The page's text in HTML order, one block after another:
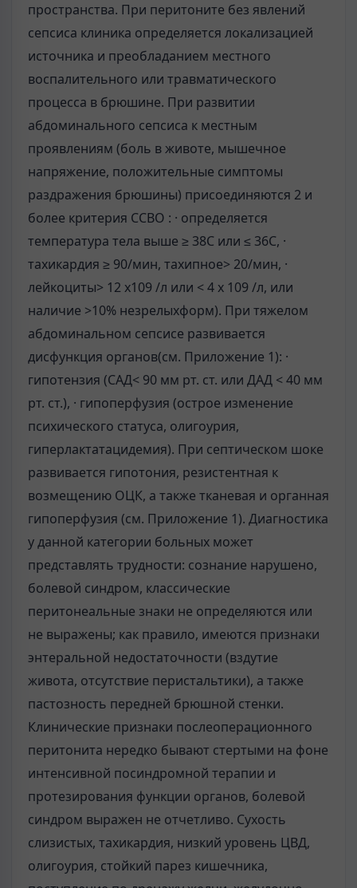
пространства. При перитоните без явлений
сепсиса клиника определяется локализацией
источника и преобладанием местного
воспалительного или травматического
процесса в брюшине. При развитии
абдоминального сепсиса к местным
проявлениям (боль в животе, мышечное
напряжение, положительные симптомы
раздражения брюшины) присоединяются 2 и
более критерия ССВО : · определяется
температура тела выше ≥ 38С или ≤ 36С, ·
тахикардия ≥ 90/мин, тахипное> 20/мин, ·
лейкоциты> 12 х109 /л или < 4 х 109 /л, или
наличие >10% незрелыхформ). При тяжелом
абдоминальном сепсисе развивается
дисфункция органов(см. Приложение 1): ·
гипотензия (САД< 90 мм рт. ст. или ДАД < 40 мм
рт. ст.), · гипоперфузия (острое изменение
психического статуса, олигоурия,
гиперлактатацидемия). При септическом шоке
развивается гипотония, резистентная к
возмещению ОЦК, а также тканевая и органная
гипоперфузия (см. Приложение 1). Диагностика
у данной категории больных может
представлять трудности: сознание нарушено,
болевой синдром, классические
перитонеальные знаки не определяются или
не выражены; как правило, имеются признаки
энтеральной недостаточности (вздутие
живота, отсутствие перистальтики), а также
пастозность передней брюшной стенки.
Клинические признаки послеоперационного
перитонита нередко бывают стертыми на фоне
интенсивной посиндромной терапии и
протезирования функции органов, болевой
синдром выражен не отчетливо. Сухость
слизистых, тахикардия, низкий уровень ЦВД,
олигоурия, стойкий парез кишечника,